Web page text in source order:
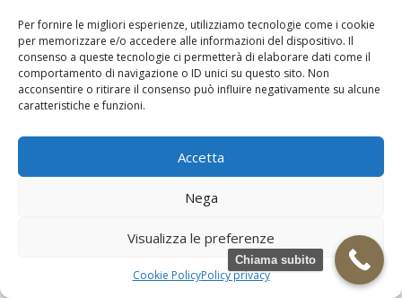
Per fornire le migliori esperienze, utilizziamo tecnologie come i cookie
per memorizzare e/o accedere alle informazioni del dispositivo. Il
consenso a queste tecnologie ci permetterà di elaborare dati come il
comportamento di navigazione o ID unici su questo sito. Non
acconsentire o ritirare il consenso può influire negativamente su alcune
caratteristiche e funzioni.
Accetta
Nega
Visualizza le preferenze
Cookie PolicyPolicy privacy
Realizzazione grafica e Copyright © zeropensieri local web -
Casale Monferrato info@zeropensieri-cloud
Chiama subito